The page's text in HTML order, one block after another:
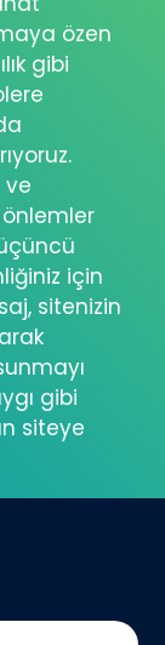
özen
gibi
ve
için
sitenizin
gibi
siteye